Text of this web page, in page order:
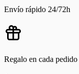
Envío rápido 24/72h
Regalo en cada pedido